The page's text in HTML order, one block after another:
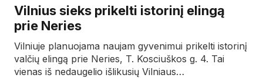
Vilnius sieks prikelti istorinį elingą
prie Neries
Vilniuje planuojama naujam gyvenimui prikelti istorinį
valčių elingą prie Neries, T. Kosciuškos g. 4. Tai
vienas iš nedaugelio išlikusių Vilniaus…